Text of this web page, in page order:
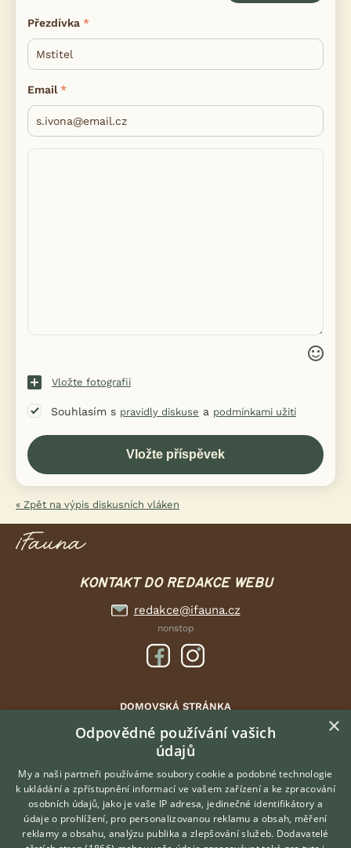
Přezdívka
Email
Vložte fotografii
Souhlasím s pravidly diskuse a podmínkami užití
« Zpět na výpis diskusních vláken
KONTAKT DO REDAKCE WEBU
redakce@ifauna.cz
nonstop
DOMOVSKÁ STRÁNKA
INZERCE
DISKUSE
ČLÁNKY
ATLAS
O nás
×
Odpovědné používání vašich
údajů
My a naši partneři používáme soubory cookie a podobné technologie
k ukládání a zpřístupnění informací ve vašem zařízení a ke zpracování
osobních údajů, jako je vaše IP adresa, jedinečné identifikátory a
údaje o prohlížení, pro personalizovanou reklamu a obsah, měření
reklamy a obsahu, analýzu publika a zlepšování služeb. Dodavatelé